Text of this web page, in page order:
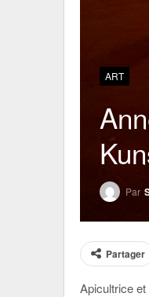
ART
Par
Partager
Apicultrice